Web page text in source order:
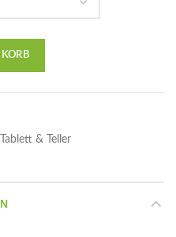
Tablett & Teller